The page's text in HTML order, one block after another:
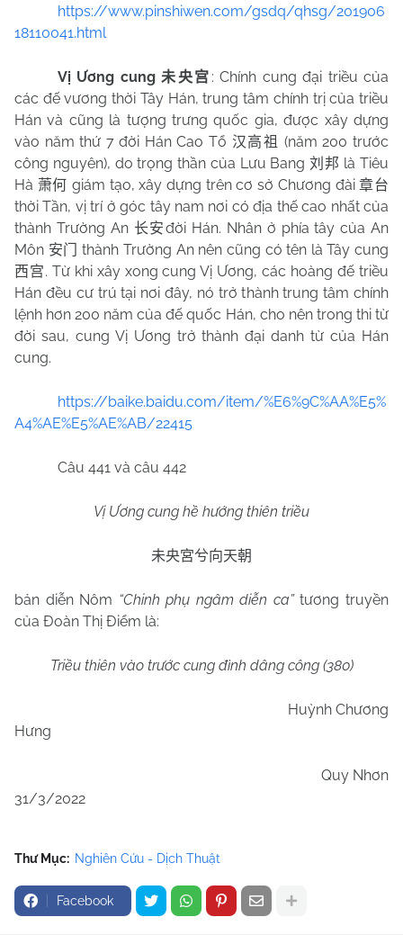
https://www.pinshiwen.com/gsdq/qhsg/201906
18110041.html
Vị Ương cung未央宫 : Chính cung đại triều của
các đế vương thời Tây Hán, trung tâm chính trị của triều
Hán và cũng là tượng trưng quốc gia, được xây dựng
vào năm thứ 7 đời Hán Cao Tổ 汉高祖 (năm 200 trước
công nguyên), do trọng thần của Lưu Bang 刘邦 là Tiêu
Hà 萧何 giám tạo, xây dựng trên cơ sở Chương đài章台
thời Tần, vị trí ở góc tây nam nơi có địa thế cao nhất của
thành Trường An 长安đời Hán. Nhân ở phía tây của An
Môn 安门 thành Trường An nên cũng có tên là Tây cung
西宫. Từ khi xây xong cung Vị Ương, các hoàng đế triều
Hán đều cư trú tại nơi đây, nó trở thành trung tâm chính
lệnh hơn 200 năm của đế quốc Hán, cho nên trong thi từ
đời sau, cung Vị Ương trở thành đại danh từ của Hán
cung.
https://baike.baidu.com/item/%E6%9C%AA%E5%
A4%AE%E5%AE%AB/22415
Câu 441 và câu 442
Vị Ương cung hề hướng thiên triều
未央宮兮向天朝
bản diễn Nôm “Chinh phụ ngâm diễn ca”tương truyền
của Đoàn Thị Điểm là:
Triều thiên vào trước cung đình dâng công (380)
Huỳnh Chương
Hưng
Quy Nhơn
31/3/2022
Thư Mục: Nghiên Cứu - Dịch Thuật
Facebook